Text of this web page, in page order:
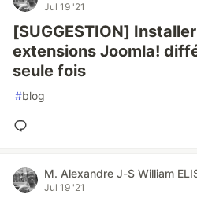
Jul 19 '21
[SUGGESTION]
extensions Joomla!
seule fois
#blog
M. Alexandre J-S William
Jul 19 '21